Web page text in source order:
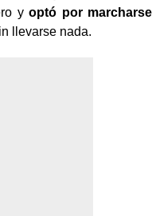
yoptó por marcharse
llevarse nada.